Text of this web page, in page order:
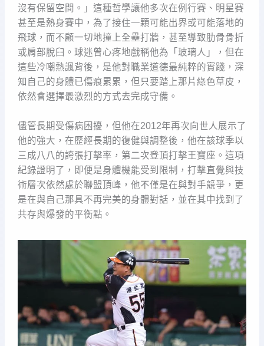
沒有保留空間。」這種哲學讓他多次在例行賽、明星賽
甚至是熱身賽中，為了接住一顆可能出界或可能落地的
飛球，而不顧一切地撞上全壘打牆，甚至導致肋骨骨折
或肩部脫臼。球迷曾心疼地戲稱他為「玻璃人」，但在
這些冷嘲熱諷背後，是他對職業道德最純粹的實踐，深
知自己的身體已傷痕累累，但只要踏上那片綠色草皮，
依然會選擇最激烈的方式去完成守備。
儘管長期受傷病困擾，但他在2012年再次向世人展示了
他的強大，在歷經長期的復健與調整後，他在該球季以
三成八八的誇張打擊率，第二次登頂打擊王寶座。這項
紀錄證明了，即便是身體機能受到限制，打擊直覺與技
術層次依然處於聯盟頂峰，他不僅是在與對手競爭，更
是在與自己那具不再完美的身體對話，並在其中找到了
共存與爆發的平衡點。